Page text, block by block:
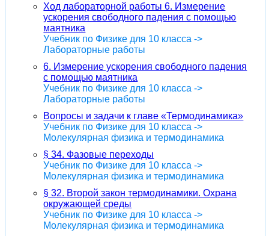
Ход лабораторной работы 6. Измерение
ускорения свободного падения с помощью
маятника
Учебник по Физике для 10 класса ->
Лабораторные работы
6. Измерение ускорения свободного падения
с помощью маятника
Учебник по Физике для 10 класса ->
Лабораторные работы
Вопросы и задачи к главе «Термодинамика»
Учебник по Физике для 10 класса ->
Молекулярная физика и термодинамика
§ 34. Фазовые переходы
Учебник по Физике для 10 класса ->
Молекулярная физика и термодинамика
§ 32. Второй закон термодинамики. Охрана
окружающей среды
Учебник по Физике для 10 класса ->
Молекулярная физика и термодинамика